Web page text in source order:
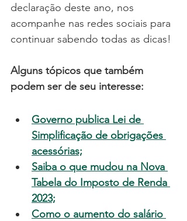
declaração deste ano, nos
acompanhe nas redes sociais para
continuar sabendo todas as dicas!
Alguns tópicos que também
podem ser de seu interesse:
Governo publica Lei de
Simplificação de obrigações
acessórias;
Saiba o que mudou na Nova
Tabela do Imposto de Renda
2023;
Como o aumento do salário